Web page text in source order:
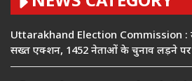
Uttarakhand Election Commission :
सख्त एक्शन, 1452 नेताओं के चुनाव लड़ने पर